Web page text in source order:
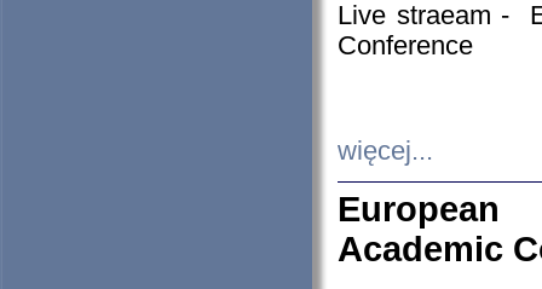
Live straeam -
Conference
więcej...
European
Academic